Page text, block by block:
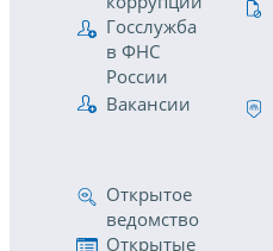
Госслужба
в ФНС
России
Вакансии
Открытое
ведомство
Открытые